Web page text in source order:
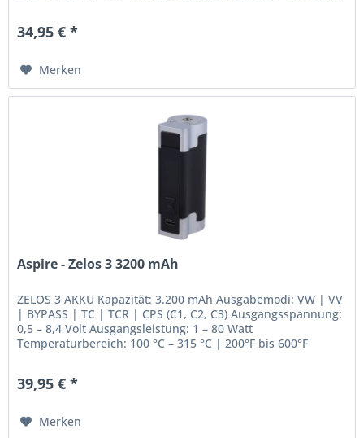
34,95 € *
Merken
Aspire - Zelos 3 3200 mAh
ZELOS 3 AKKU Kapazität: 3.200 mAh Ausgabemodi: VW | VV
| BYPASS | TC | TCR | CPS (C1, C2, C3) Ausgangsspannung:
0,5 – 8,4 Volt Ausgangsleistung: 1 – 80 Watt
Temperaturbereich: 100 °C – 315 °C | 200°F bis 600°F
39,95 € *
Merken